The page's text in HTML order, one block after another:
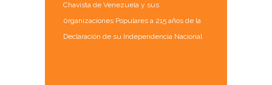
Chavista de Venezuela y sus
0rganizaciones Populares a 215 años de la
Declaración de su Independencia Nacional